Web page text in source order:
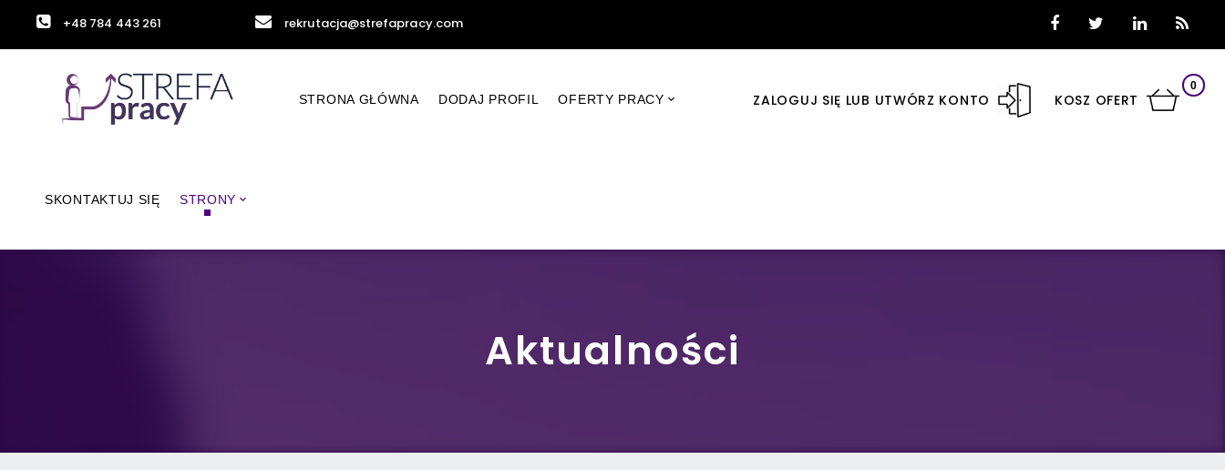
+48 784 443 261 rekrutacja@strefapracy.com
ZALOGUJ SIĘ LUB UTWÓRZ KONTO KOSZ OFERT
0
STRONA GŁÓWNA DODAJ PROFIL OFERTY PRACY
SKONTAKTUJ SIĘ STRONY
Aktualności